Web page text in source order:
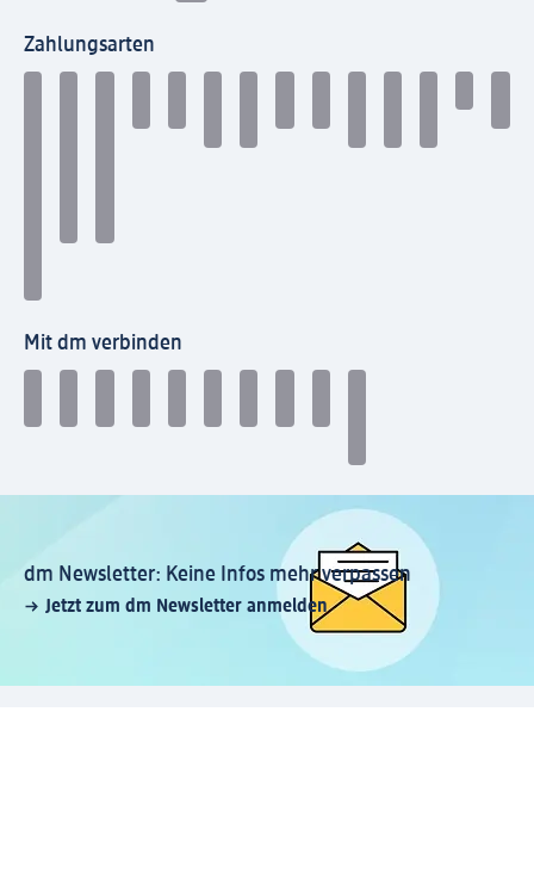
Zahlungsarten
Mit dm verbinden
dm Newsletter: Keine Infos mehr verpassen
Jetzt zum dm Newsletter anmelden